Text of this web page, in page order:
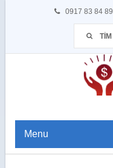
0917 83 84 89
Menu